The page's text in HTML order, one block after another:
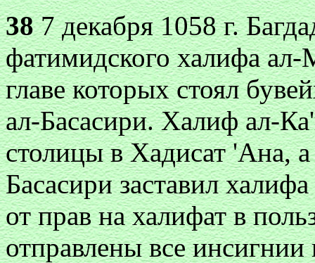
387 декабря 1058 г.
фатимидского халифа
главе которых стоял
ал-Басасири. Халиф ал-
столицы в Хадисат 'Ана,
Басасири заставил
от прав на халифат в
отправлены все